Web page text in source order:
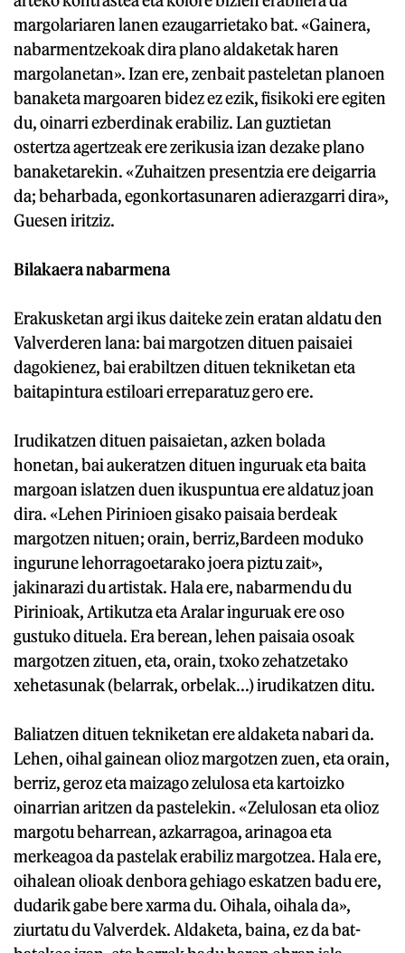
margolariaren lanen ezaugarrietako bat. «Gainera,
nabarmentzekoak dira plano aldaketak haren
margolanetan». Izan ere, zenbait pasteletan planoen
banaketa margoaren bidez ez ezik, fisikoki ere egiten
du, oinarri ezberdinak erabiliz. Lan guztietan
ostertza agertzeak ere zerikusia izan dezake plano
banaketarekin. «Zuhaitzen presentzia ere deigarria
da; beharbada, egonkortasunaren adierazgarri dira»,
Guesen iritziz.
Bilakaera nabarmena
Erakusketan argi ikus daiteke zein eratan aldatu den
Valverderen lana: bai margotzen dituen paisaiei
dagokienez, bai erabiltzen dituen tekniketan eta
baitapintura estiloari erreparatuz gero ere.
Irudikatzen dituen paisaietan, azken bolada
honetan, bai aukeratzen dituen inguruak eta baita
margoan islatzen duen ikuspuntua ere aldatuz joan
dira. «Lehen Pirinioen gisako paisaia berdeak
margotzen nituen; orain, berriz,Bardeen moduko
ingurune lehorragoetarako joera piztu zait»,
jakinarazi du artistak. Hala ere, nabarmendu du
Pirinioak, Artikutza eta Aralar inguruak ere oso
gustuko dituela. Era berean, lehen paisaia osoak
margotzen zituen, eta, orain, txoko zehatzetako
xehetasunak (belarrak, orbelak...) irudikatzen ditu.
Baliatzen dituen tekniketan ere aldaketa nabari da.
Lehen, oihal gainean olioz margotzen zuen, eta orain,
berriz, geroz eta maizago zelulosa eta kartoizko
oinarrian aritzen da pastelekin. «Zelulosan eta olioz
margotu beharrean, azkarragoa, arinagoa eta
merkeagoa da pastelak erabiliz margotzea. Hala ere,
oihalean olioak denbora gehiago eskatzen badu ere,
dudarik gabe bere xarma du. Oihala, oihala da»,
ziurtatu du Valverdek. Aldaketa, baina, ez da bat-